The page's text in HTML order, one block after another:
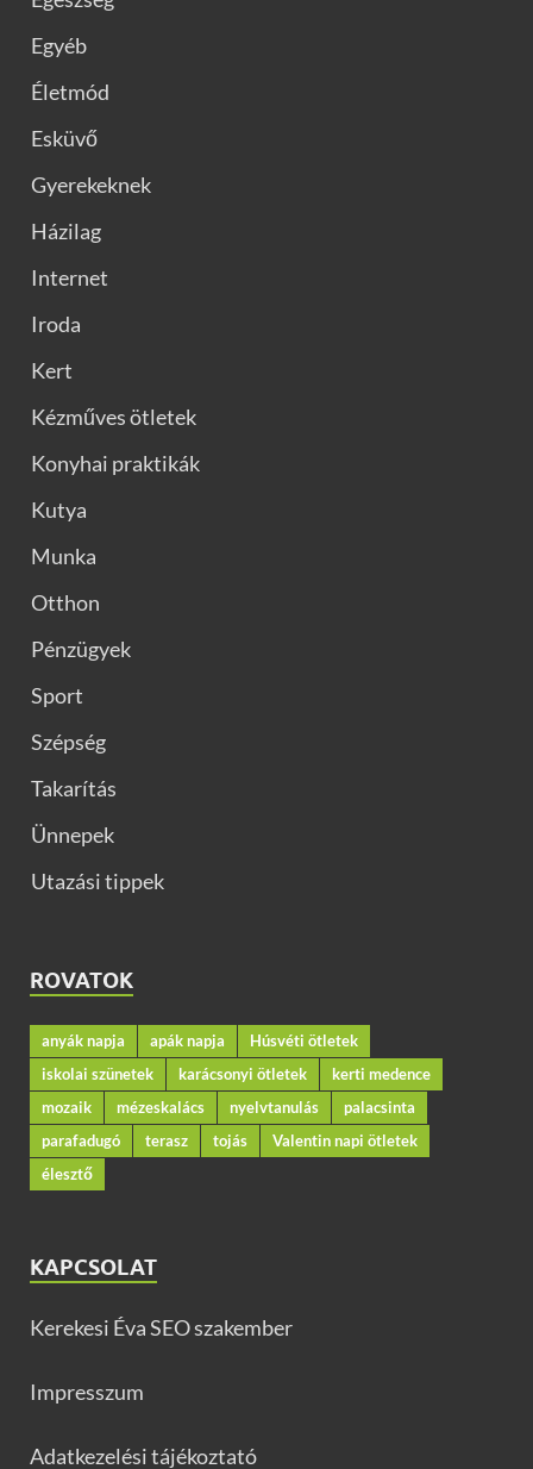
Egyéb
Életmód
Esküvő
Gyerekeknek
Házilag
Internet
Iroda
Kert
Kézműves ötletek
Konyhai praktikák
Kutya
Munka
Otthon
Pénzügyek
Sport
Szépség
Takarítás
Ünnepek
Utazási tippek
ROVATOK
anyák napja apák napja
Húsvéti ötletek
iskolai szünetek
karácsonyi ötletek
kerti medence
mozaik
mézeskalács nyelvtanulás
palacsinta
parafadugó
terasz tojás
Valentin napi ötletek
élesztő
KAPCSOLAT
Kerekesi Éva SEO szakember
Impresszum
Adatkezelési tájékoztató